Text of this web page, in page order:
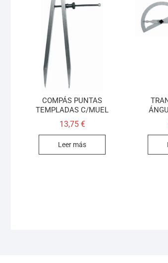
COMPÁS PUNTAS
TEMPLADAS C/MUEL
13,75 €
Leer más